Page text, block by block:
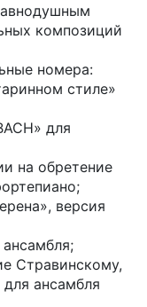
композиций
номера:
стиле»
для
на обретение
версия
Стравинскому,
ансамбля